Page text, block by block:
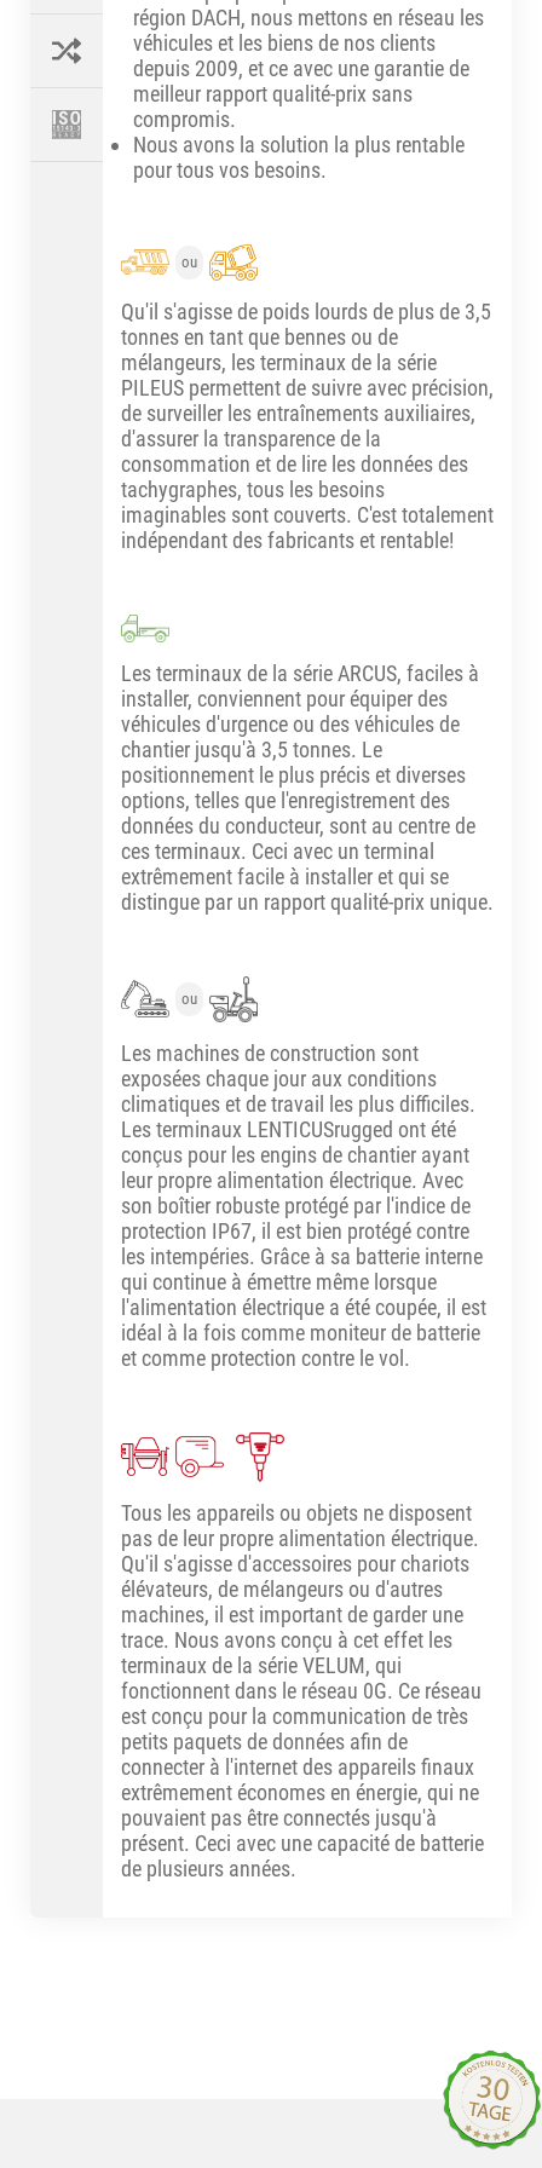
région DACH, nous mettons en réseau les
véhicules et les biens de nos clients
depuis 2009, et ce avec une garantie de
meilleur rapport qualité-prix sans
compromis.
Nous avons la solution la plus rentable
pour tous vos besoins.
ou
Qu'il s'agisse de poids lourds de plus de 3,5
tonnes en tant que bennes ou de
mélangeurs, les terminaux de la série
PILEUS permettent de suivre avec précision,
de surveiller les entraînements auxiliaires,
d'assurer la transparence de la
consommation et de lire les données des
tachygraphes, tous les besoins
imaginables sont couverts. C'est totalement
indépendant des fabricants et rentable!
Les terminaux de la série ARCUS, faciles à
installer, conviennent pour équiper des
véhicules d'urgence ou des véhicules de
chantier jusqu'à 3,5 tonnes. Le
positionnement le plus précis et diverses
options, telles que l'enregistrement des
données du conducteur, sont au centre de
ces terminaux. Ceci avec un terminal
extrêmement facile à installer et qui se
distingue par un rapport qualité-prix unique.
ou
Les machines de construction sont
exposées chaque jour aux conditions
climatiques et de travail les plus difficiles.
Les terminaux LENTICUSrugged ont été
conçus pour les engins de chantier ayant
leur propre alimentation électrique. Avec
son boîtier robuste protégé par l'indice de
protection IP67, il est bien protégé contre
les intempéries. Grâce à sa batterie interne
qui continue à émettre même lorsque
l'alimentation électrique a été coupée, il est
idéal à la fois comme moniteur de batterie
et comme protection contre le vol.
Tous les appareils ou objets ne disposent
pas de leur propre alimentation électrique.
Qu'il s'agisse d'accessoires pour chariots
élévateurs, de mélangeurs ou d'autres
machines, il est important de garder une
trace. Nous avons conçu à cet effet les
terminaux de la série VELUM, qui
fonctionnent dans le réseau 0G. Ce réseau
est conçu pour la communication de très
petits paquets de données afin de
connecter à l'internet des appareils finaux
extrêmement économes en énergie, qui ne
pouvaient pas être connectés jusqu'à
présent. Ceci avec une capacité de batterie
de plusieurs années.